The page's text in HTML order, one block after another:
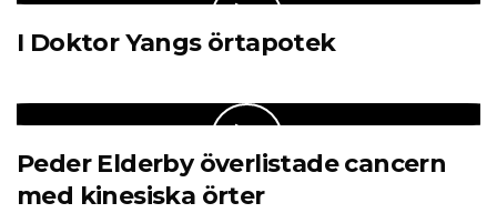
I Doktor Yangs örtapotek
Peder Elderby överlistade cancern
med kinesiska örter